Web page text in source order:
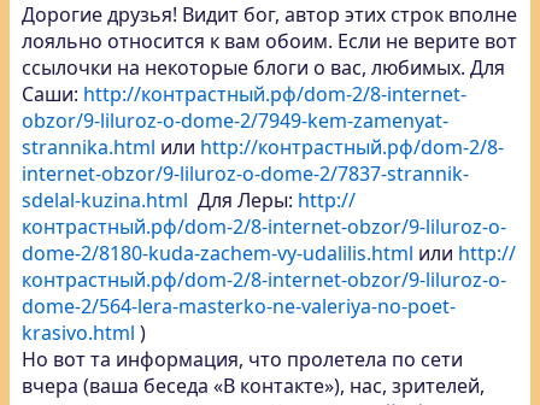
Дорогие друзья! Видит бог, автор этих строк вполне
лояльно относится к вам обоим. Если не верите вот
ссылочки на некоторые блоги о вас, любимых. Для
Саши: http://контрастный.рф/dom-2/8-internet-
obzor/9-liluroz-o-dome-2/7949-kem-zamenyat-
strannika.html или http://контрастный.рф/dom-2/8-
internet-obzor/9-liluroz-o-dome-2/7837-strannik-
sdelal-kuzina.html Для Леры: http://
контрастный.рф/dom-2/8-internet-obzor/9-liluroz-o-
dome-2/8180-kuda-zachem-vy-udalilis.html или http://
контрастный.рф/dom-2/8-internet-obzor/9-liluroz-o-
dome-2/564-lera-masterko-ne-valeriya-no-poet-
krasivo.html )
Но вот та информация, что пролетела по сети
вчера (ваша беседа «В контакте»), нас, зрителей,